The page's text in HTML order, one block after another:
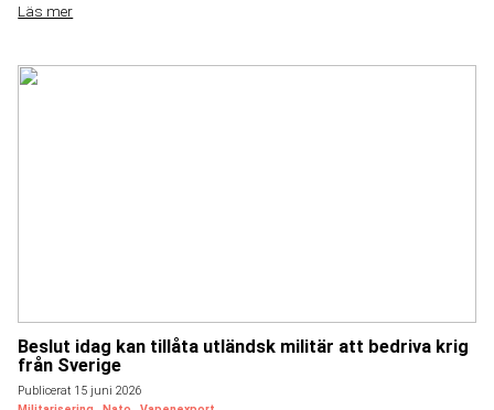
Läs mer
Beslut idag kan tillåta utländsk militär att bedriva krig
från Sverige
Publicerat 15 juni 2026